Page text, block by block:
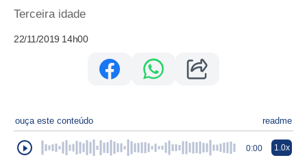
Terceira idade
22/11/2019 14h00
ouça este conteúdo readme
0:00 1.0x